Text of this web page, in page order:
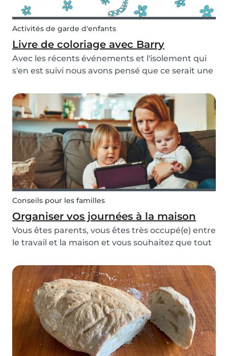
Activités de garde d'enfants
Livre de coloriage avec Barry
Avec les récents événements et l'isolement qui
s'en est suivi nous avons pensé que ce serait une
gratuits en ligne pour vous tenir occupés ! Avec
les enfants qui font les cent pas à la maison ce...
Conseils pour les familles
Organiser vos journées à la maison
Vous êtes parents, vous êtes très occupé(e) entre
le travail et la maison et vous souhaitez que tout
Babysits vous aide avec cette article décrivant
comment organiser un planning journalier
pour...